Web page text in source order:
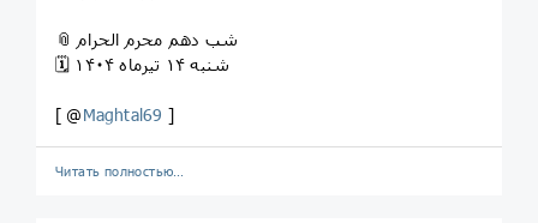
📎 شب دهم محرم الحرام
🗓 شنبه ۱۴ تیرماه ۱۴۰۴
[ @Maghtal69 ]
Читать полностью…